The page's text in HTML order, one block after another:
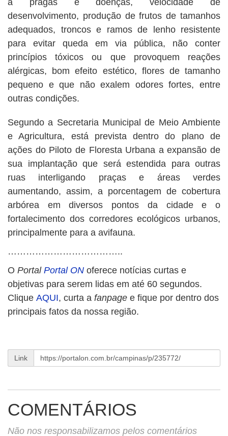
a pragas e doenças, velocidade de
desenvolvimento, produção de frutos de tamanhos
adequados, troncos e ramos de lenho resistente
para evitar queda em via pública, não conter
princípios tóxicos ou que provoquem reações
alérgicas, bom efeito estético, flores de tamanho
pequeno e que não exalem odores fortes, entre
outras condições.
Segundo a Secretaria Municipal de Meio Ambiente
e Agricultura, está prevista dentro do plano de
ações do Piloto de Floresta Urbana a expansão de
sua implantação que será estendida para outras
ruas interligando praças e áreas verdes
aumentando, assim, a porcentagem de cobertura
arbórea em diversos pontos da cidade e o
fortalecimento dos corredores ecológicos urbanos,
principalmente para a avifauna.
………………………………..
O Portal Portal ON oferece notícias curtas e
objetivas para serem lidas em até 60 segundos.
Clique AQUI, curta a fanpage e fique por dentro dos
principais fatos da nossa região.
Link
COMENTÁRIOS
Não nos responsabilizamos pelos comentários